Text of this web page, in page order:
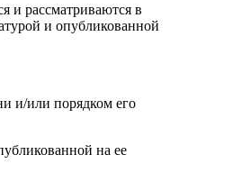
и рассматриваются в
и опубликованной
и/или порядком его
на ее